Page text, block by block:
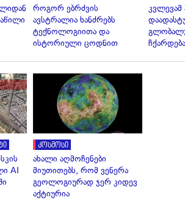
როგორ ებრძვის
ავსტრალია ხანძრებს
ტექნოლოგიითა და
ისტორიული ცოდნით
ჩქარდება
AI
კოსმოსი
ახალი აღმოჩენები
მიუთითებს, რომ ვენერა
გეოლოგიურად ჯერ კიდევ
აქტიურია